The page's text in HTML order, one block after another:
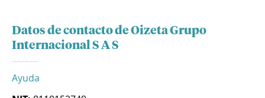
Datos de contacto de Oizeta Grupo
Internacional S A S
Ayuda